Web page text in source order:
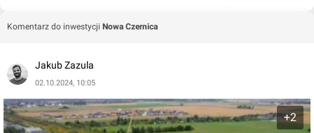
dojazd do centrum Wrocławia. W sąsiedztwie znajduje się
m.in. stacja kolejowa, teren spacerowy, poczta, apteka,
szkoła podstawowa.
Komentarz do inwestycji Nowa Czernica
Jakub Zazula
02.10.2024, 10:05
+2